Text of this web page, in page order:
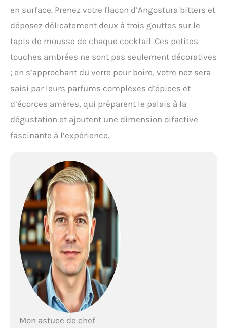
en surface. Prenez votre flacon d’Angostura bitters et
déposez délicatement deux à trois gouttes sur le
tapis de mousse de chaque cocktail. Ces petites
touches ambrées ne sont pas seulement décoratives
; en s’approchant du verre pour boire, votre nez sera
saisi par leurs parfums complexes d’épices et
d’écorces amères, qui préparent le palais à la
dégustation et ajoutent une dimension olfactive
fascinante à l’expérience.
Mon astuce de chef